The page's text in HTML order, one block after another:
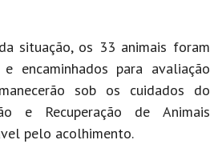
situação, os 33 animais foram
encaminhados para avaliação
sob os cuidados do
e Recuperação de Animais
pelo acolhimento.